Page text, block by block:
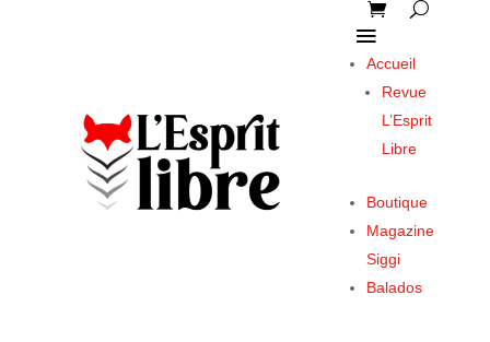
Accueil
Revue
L’Esprit
Libre
Boutique
Magazine
Siggi
Balados